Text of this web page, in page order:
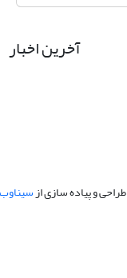
آخرین اخبار
طراحی و پیاده سازی ازسیناوب